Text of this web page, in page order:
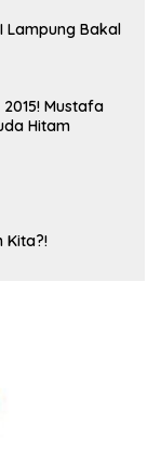
Lampung Bakal
Mustafa
Hitam
Kita?!